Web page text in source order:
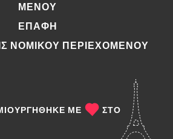
ΜΕΝΟΎ
ΕΠΑΦΉ
ΝΟΜΙΚΟΎ ΠΕΡΙΕΧΟΜΈΝΟΥ
ΜΕ ΣΤΟ